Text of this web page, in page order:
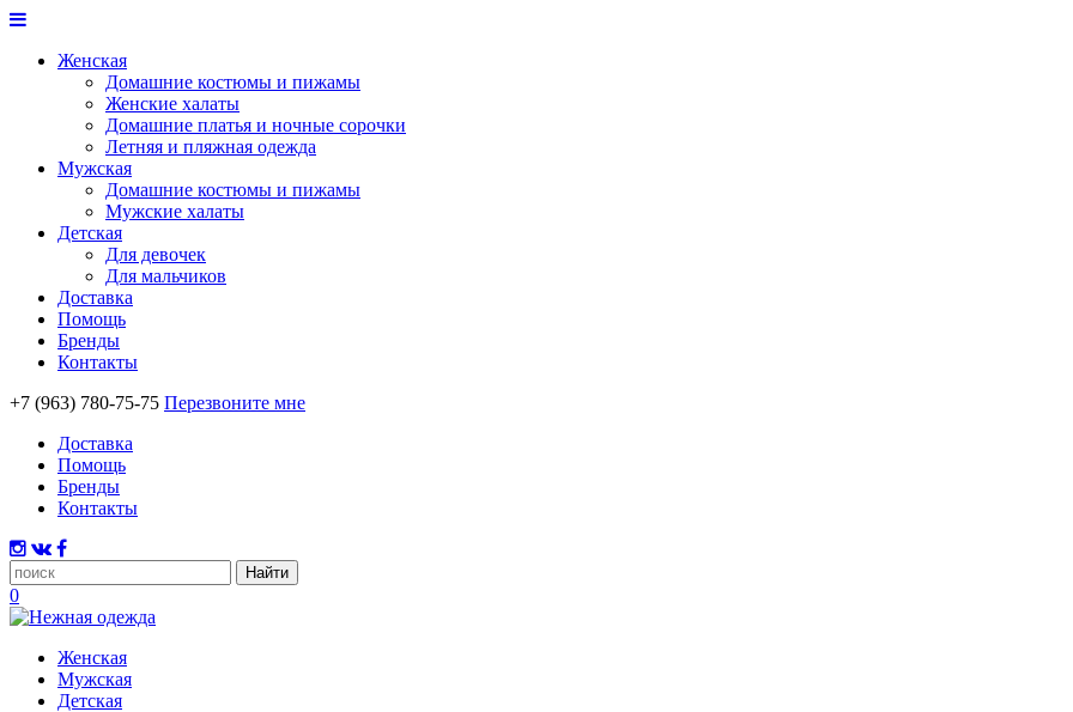
Женская
Домашние костюмы и пижамы
Женские халаты
Домашние платья и ночные сорочки
Летняя и пляжная одежда
Мужская
Домашние костюмы и пижамы
Мужские халаты
Детская
Для девочек
Для мальчиков
Доставка
Помощь
Бренды
Контакты
+7 (963) 780-75-75 Перезвоните мне
Доставка
Помощь
Бренды
Контакты
0
Женская
Мужская
Детская